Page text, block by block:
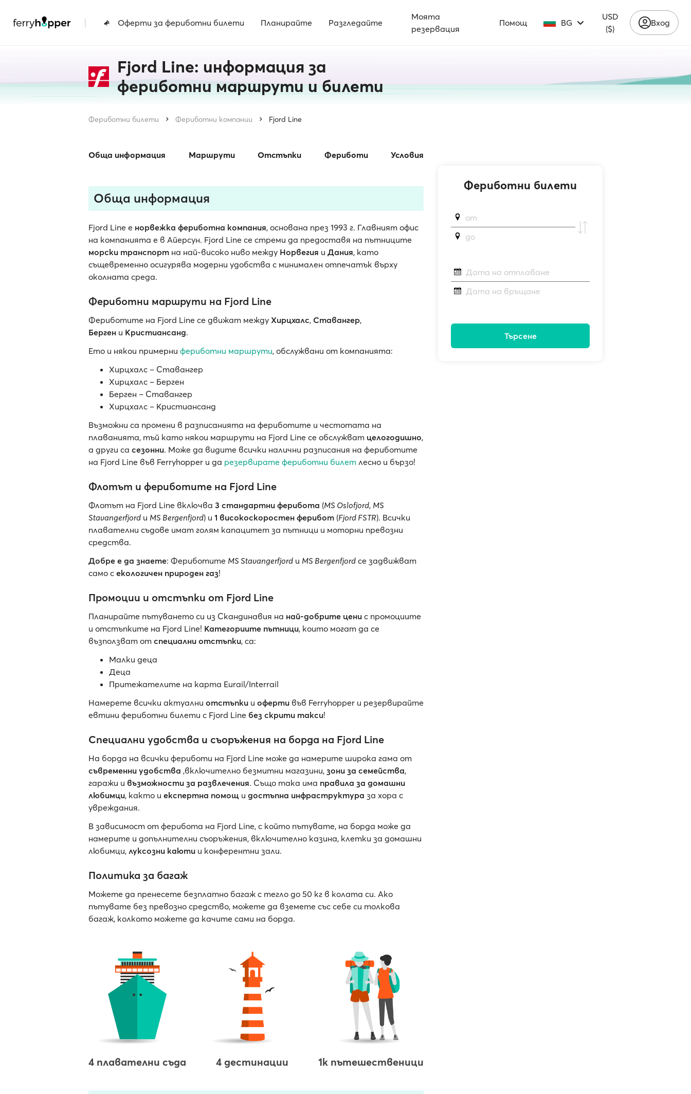
| Оферти за фериботни билети Планирайте Разгледайте
Моята
резервация
Помощ BG
USD
($)
Вход
Fjord Line: информация за
фериботни маршрути и билети
Фериботни билети Фериботни компании Fjord Line
Обща информация Маршрути Отстъпки Фериботи Условия
Обща информация
Fjord Line е норвежка фериботна компания, основана през 1993 г. Главният офис
на компанията е в Айерсун. Fjord Line се стреми да предоставя на пътниците
морски транспорт на най-високо ниво между Норвегия и Дания, като
същевременно осигурява модерни удобства с минимален отпечатък върху
околната среда.
Фериботни маршрути на Fjord Line
Фериботите на Fjord Line се движат между Хирцхалс, Ставангер,
Берген и Кристиансанд.
Ето и някои примерни фериботни маршрути, обслужвани от компанията:
Хирцхалс – Ставангер
Хирцхалс – Берген
Берген – Ставангер
Хирцхалс – Кристиансанд
Възможни са промени в разписанията на фериботите и честотата на
плаванията, тъй като някои маршрути на Fjord Line се обслужват целогодишно,
а други са сезонни. Може да видите всички налични разписания на фериботите
на Fjord Line във Ferryhopper и да резервирате фериботни билет лесно и бързо!
Флотът и фериботите на Fjord Line
Флотът на Fjord Line включва 3 стандартни ферибота (MS Oslofjord, MS
Stavangerfjord и MS Bergenfjord) и 1 високоскоростен ферибот (Fjord FSTR). Всички
плавателни съдове имат голям капацитет за пътници и моторни превозни
средства.
Добре е да знаете: Фериботите MS Stavangerfjord и MS Bergenfjord се задвижват
само с екологичен природен газ!
Промоции и отстъпки от Fjord Line
Планирайте пътуването си из Скандинавия на най-добрите цени с промоциите
и отстъпките на Fjord Line! Категориите пътници, които могат да се
възползват от специални отстъпки, са:
Малки деца
Деца
Притежателите на карта Eurail/Interrail
Намерете всички актуални отстъпки и оферти във Ferryhopper и резервирайте
евтини фериботни билети с Fjord Line без скрити такси!
Специални удобства и съоръжения на борда на Fjord Line
На борда на всички фериботи на Fjord Line може да намерите широка гама от
съвременни удобства ,включително безмитни магазини, зони за семейства,
гаражи и възможности за развлечения. Също така има правила за домашни
любимци, както и експертна помощ и достъпна инфраструктура за хора с
увреждания.
В зависимост от ферибота на Fjord Line, с който пътувате, на борда може да
намерите и допълнителни съоръжения, включително казина, клетки за домашни
любимци, луксозни каюти и конферентни зали.
Политика за багаж
Можете да пренесете безплатно багаж с тегло до 50 кг в колата си. Ако
пътувате без превозно средство, можете да вземете със себе си толкова
багаж, колкото можете да качите сами на борда.
4 плавателни съда 4 дестинации 1k пътешественици
Фериботни билети
от
до
Дата на отплаване
Дата на връщане
Търсене